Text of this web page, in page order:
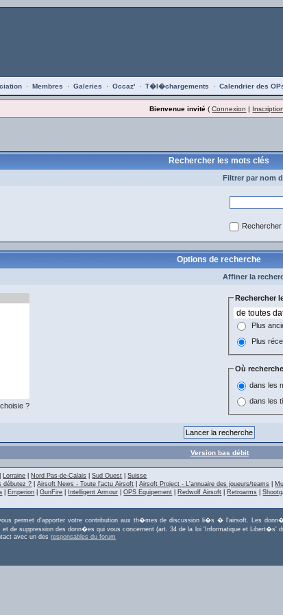
· Membres · Galeries · Occaz' · T�l�chargements · Calendrier des
Bienvenue invité (Connexion | Inscription
Rechercher les mots clés
Filtrer par nom
Options de recherche
Affiner la
?
Rechercher
Plus
Plus
Où
dans les
dans les
Version bas débit
Lorraine Nord Pas-de-Calais |Sud Ouest |Suisse
débutez ? |Airsoft News - Toute l'actu Airsoft |Airsoft Project - L'annuaire des joueurs/teams
Emperion |GunFire Intelligent Armour |OPS Equipement Redwolf Airsoft Retroarms |
permet d'apporter votre contribution aux th�mes de discussion li�s � l'airsoft. Les
et de suppression des donn�es qui vous concernent (art. 34 de la loi 'Informatique et
avec un desresponsables du forum